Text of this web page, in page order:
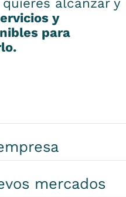
y
para
mercados